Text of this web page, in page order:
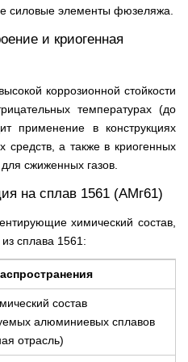
силовые элементы фюзеляжа.
и криогенная
коррозионной стойкости
температурах (до
применение в конструкциях
средств, а также в криогенных
сжиженных газов.
на сплав 1561 (АМг61)
химический состав,
сплава 1561:
состав
алюминиевых сплавов
отрасль)